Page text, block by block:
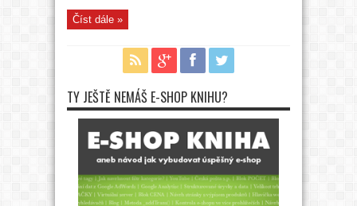
Číst dále »
TY JEŠTĚ NEMÁŠ E-SHOP KNIHU?